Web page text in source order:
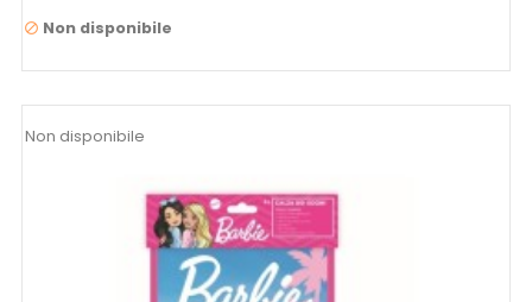
 Non disponibile
Non disponibile